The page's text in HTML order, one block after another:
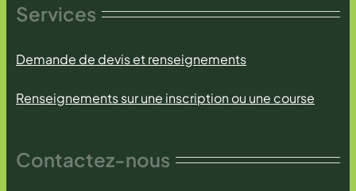
Services
Demande de devis et renseignements
Renseignements sur une inscription ou une course
Contactez-nous